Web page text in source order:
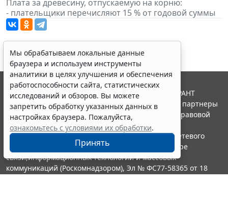
Плата за древесину, отпускаемую на корню:
- плательщики перечисляют 15 % от годовой суммы
Мы обрабатываем локальные данные
браузера и используем инструменты
аналитики в целях улучшения и обеспечения
работоспособности сайта, статистических
исследований и обзоров. Вы можете
запретить обработку указанных данных в
настройках браузера. Пожалуйста,
ознакомьтесь с условиями их обработки.
Принять
© ООО "НПП "ГАРАНТ-СЕРВИС", 2026. Система ГАРАНТ
выпускается с 1990 года. Компания "Гарант" и ее партнеры
являются участниками Российской ассоциации правовой
информации ГАРАНТ.
Портал ГАРАНТ.РУ зарегистрирован в качестве сетевого
издания Федеральной службой по надзору в сфере
связи,информационных технологий и массовых
коммуникаций (Роскомнадзором), Эл № ФС77-58365 от 18